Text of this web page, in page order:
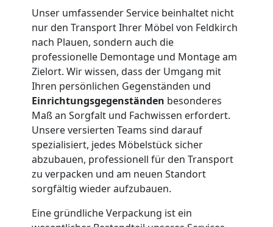
Unser umfassender Service beinhaltet nicht
nur den Transport Ihrer Möbel von Feldkirch
nach Plauen, sondern auch die
professionelle Demontage und Montage am
Zielort. Wir wissen, dass der Umgang mit
Ihren persönlichen Gegenständen und
Einrichtungsgegenständen besonderes
Maß an Sorgfalt und Fachwissen erfordert.
Unsere versierten Teams sind darauf
spezialisiert, jedes Möbelstück sicher
abzubauen, professionell für den Transport
zu verpacken und am neuen Standort
sorgfältig wieder aufzubauen.
Eine gründliche Verpackung ist ein
Kleiner
Umzug
Feldkirch
Küchenumzug
Feldkirch
Umzug